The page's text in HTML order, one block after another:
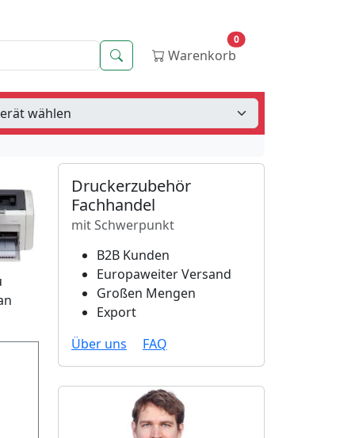
Suche Warenkorb
0
Druckerzubehör
Fachhandel
mit Schwerpunkt
B2B Kunden
Europaweiter Versand
Großen Mengen
Export
Über uns
FAQ